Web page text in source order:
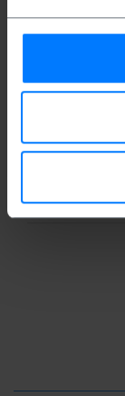
Mides
Mides
Classificació